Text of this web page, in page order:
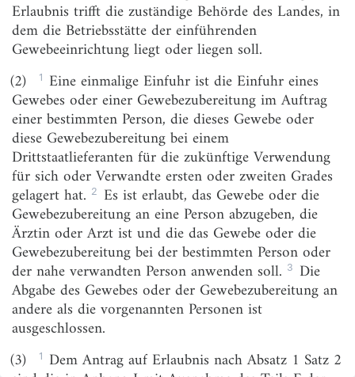
§ 4
Sonstige Begriffsbestimmungen
§ 4a
Ausnahme vom Anwendungsbereich
§ 4b
Sondervorschriften für Arzneimittel für neuartige
Therapien
§ 4c
Indikationsbezogenes Register für Arzneimittel für
neuartige Therapien
Zweiter Abschnitt
Anforderungen an die Arzneimittel
§ 5
Verbot bedenklicher Arzneimittel
§ 6
Verbote zum Schutz der Gesundheit,
Verordnungsermächtigungen
§ 6a
(weggefallen)
§ 7
Radioaktive und mit ionisierenden Strahlen
behandelte Arzneimittel
Erlaubnis trifft die zuständige Behörde des Landes, in
dem die Betriebsstätte der einführenden
Gewebeeinrichtung liegt oder liegen soll.
(2)
1 Eine einmalige Einfuhr ist die Einfuhr eines
Gewebes oder einer Gewebezubereitung im Auftrag
einer bestimmten Person, die dieses Gewebe oder
diese Gewebezubereitung bei einem
Drittstaatlieferanten für die zukünftige Verwendung
für sich oder Verwandte ersten oder zweiten Grades
gelagert hat. 2 Es ist erlaubt, das Gewebe oder die
Gewebezubereitung an eine Person abzugeben, die
Ärztin oder Arzt ist und die das Gewebe oder die
Gewebezubereitung bei der bestimmten Person oder
der nahe verwandten Person anwenden soll. 3 Die
Abgabe des Gewebes oder der Gewebezubereitung an
andere als die vorgenannten Personen ist
ausgeschlossen.
(3)
1 Dem Antrag auf Erlaubnis nach Absatz 1 Satz 2